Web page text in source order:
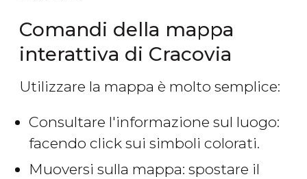
Comandi della mappa
interattiva di Cracovia
Utilizzare la mappa è molto semplice:
Consultare l'informazione sul luogo:
facendo click sui simboli colorati.
Muoversi sulla mappa: spostare il